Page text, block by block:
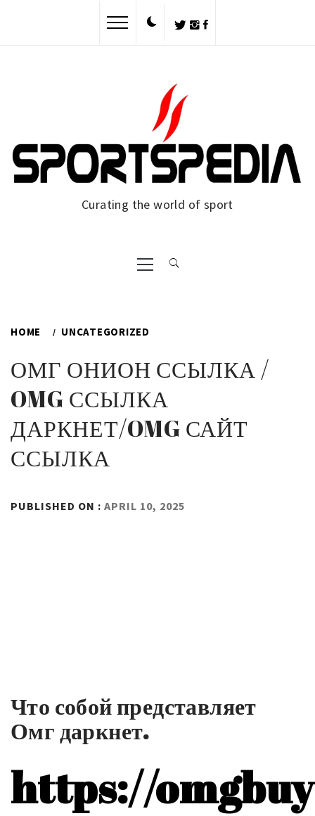
Curating the world of sport
Primary
Menu
HOME UNCATEGORIZED
ОМГ ОНИОН ССЫЛКА /
OMG ССЫЛКА
ДАРКНЕТ/OMG САЙТ
ССЫЛКА
PUBLISHED ON : APRIL 10, 2025
Что собой представляет
Омг даркнет.
https://